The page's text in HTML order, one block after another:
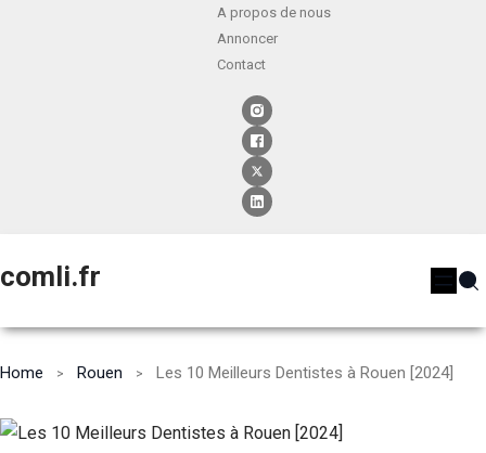
A propos de nous
Annoncer
Contact
comli.fr
Home Rouen Les 10 Meilleurs Dentistes à Rouen [2024]